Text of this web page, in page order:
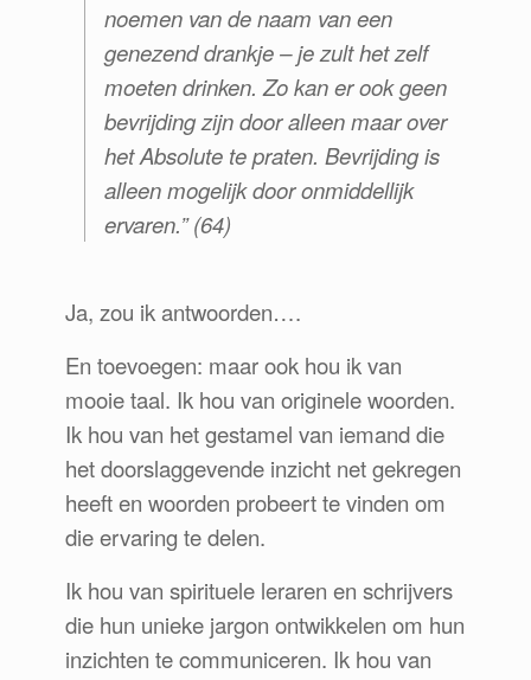
noemen van de naam van een
genezend drankje – je zult het zelf
moeten drinken. Zo kan er ook geen
bevrijding zijn door alleen maar over
het Absolute te praten. Bevrijding is
alleen mogelijk door onmiddellijk
ervaren.”(64)
Ja, zou ik antwoorden….
En toevoegen: maar ook hou ik van
mooie taal. Ik hou van originele woorden.
Ik hou van het gestamel van iemand die
het doorslaggevende inzicht net gekregen
heeft en woorden probeert te vinden om
die ervaring te delen.
Ik hou van spirituele leraren en schrijvers
die hun unieke jargon ontwikkelen om hun
inzichten te communiceren. Ik hou van